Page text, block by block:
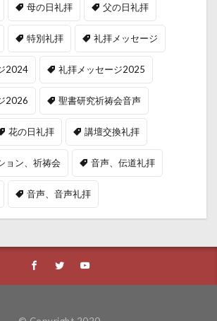
母の日礼拝 父の日礼拝
特別礼拝 礼拝メッセージ
2024 礼拝メッセージ2025
2026 聖書研究祈祷会音声
花の日礼拝 講壇交換礼拝
ョン、祈祷会 音声、伝道礼拝
音声、音声礼拝